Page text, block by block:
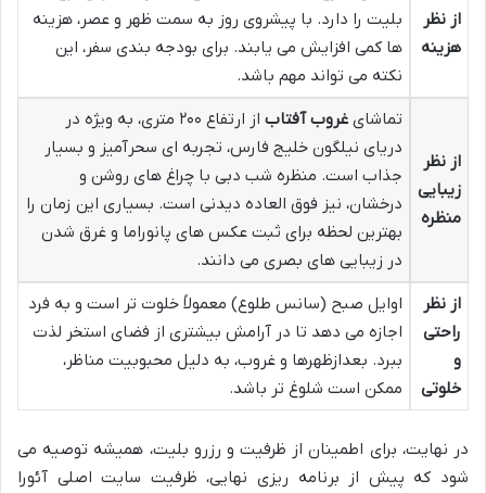
از نظر
هزینه
بلیت را دارد. با پیشروی روز به سمت ظهر و عصر، هزینه
ها کمی افزایش می یابند. برای بودجه بندی سفر، این
نکته می تواند مهم باشد.
از نظر
زیبایی
منظره
تماشای غروب آفتاب
از ارتفاع ۲۰۰ متری، به ویژه در
دریای نیلگون خلیج فارس، تجربه ای سحرآمیز و بسیار
جذاب است. منظره شب دبی با چراغ های روشن و
درخشان، نیز فوق العاده دیدنی است. بسیاری این زمان را
بهترین لحظه برای ثبت عکس های پانوراما و غرق شدن
در زیبایی های بصری می دانند.
از نظر
راحتی
و
خلوتی
اوایل صبح (سانس طلوع) معمولاً خلوت تر است و به فرد
اجازه می دهد تا در آرامش بیشتری از فضای استخر لذت
ببرد. بعدازظهرها و غروب، به دلیل محبوبیت مناظر،
ممکن است شلوغ تر باشد.
در نهایت، برای اطمینان از ظرفیت و رزرو بلیت، همیشه توصیه می
شود که پیش از برنامه ریزی نهایی، ظرفیت سایت اصلی آئورا